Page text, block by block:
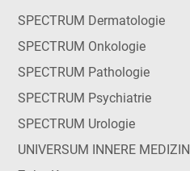
SPECTRUM Dermatologie
SPECTRUM Onkologie
SPECTRUM Pathologie
SPECTRUM Psychiatrie
SPECTRUM Urologie
UNIVERSUM INNERE MEDIZIN